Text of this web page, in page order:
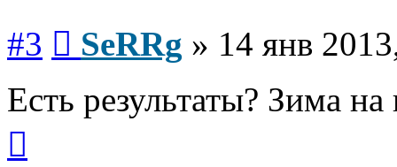
#3 SeRRg » 14 янв
Есть результаты? Зима
началу